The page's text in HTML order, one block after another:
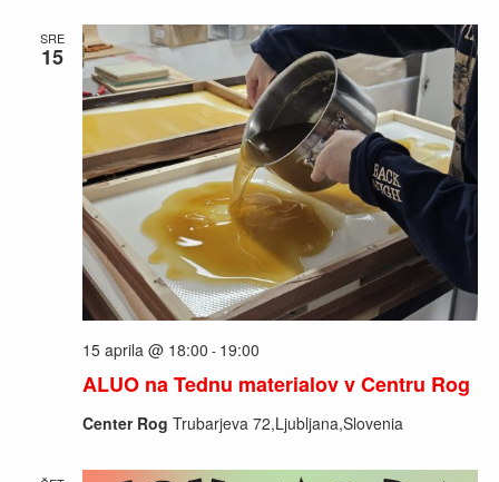
SRE
15
ALUO na Tednu materialov v Centru Rog
15 aprila @ 18:00 - 19:00
Center Rog Trubarjeva 72,Ljubljana,Slovenia